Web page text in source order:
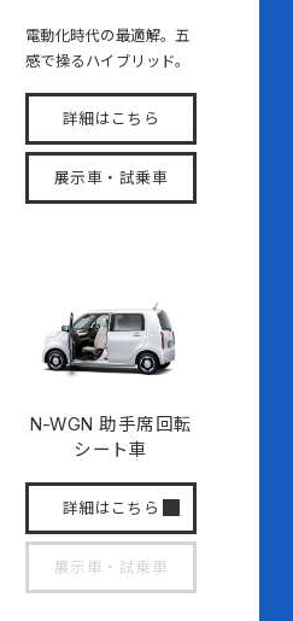
電動化時代の最適解。五
感で操るハイブリッド。
詳細はこちら
展示車・試乗車
N-WGN 助手席回転
シート車
詳細はこちら
展示車・試乗車